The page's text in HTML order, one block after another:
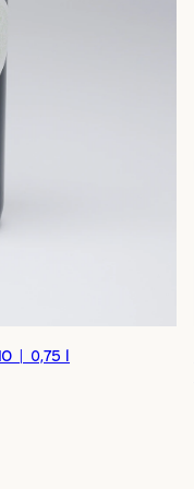
| 0,75 l